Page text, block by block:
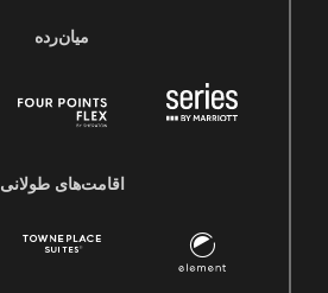
میان‌رده
اقامت‌های طولانی